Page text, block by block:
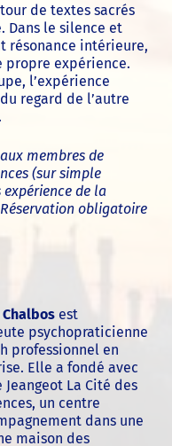
de textes sacrés
Dans le silence et
résonance intérieure,
propre expérience.
l’expérience
regard de l’autre
membres de
(sur simple
expérience de la
obligatoire
est
psychopraticienne
professionnel en
Elle a fondé avec
Jeangeot La Cité des
un centre
dans une
maison des